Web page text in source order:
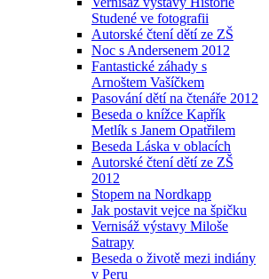
Studené ve fotografii
Autorské čtení dětí ze ZŠ
Noc s Andersenem 2012
Fantastické záhady s
Arnoštem Vašíčkem
Pasování dětí na čtenáře 2012
Beseda o knížce Kapřík
Metlík s Janem Opatřilem
Beseda Láska v oblacích
Autorské čtení dětí ze ZŠ
2012
Stopem na Nordkapp
Jak postavit vejce na špičku
Vernisáž výstavy Miloše
Satrapy
Beseda o životě mezi indiány
v Peru